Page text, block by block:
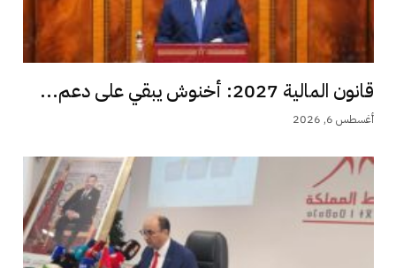
قانون المالية 2027: أخنوش يبقي على دعم...
أغسطس 6, 2026